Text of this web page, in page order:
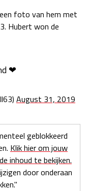
foto van hem met
Hubert won de
❤
August 31, 2019
geblokkeerd
Klik hier om jouw
inhoud te bekijken.
door onderaan